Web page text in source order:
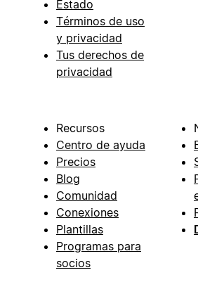
Estado
Términos de uso
y privacidad
Tus derechos de
privacidad
Recursos
Centro de ayuda
Precios
Blog
Comunidad
Conexiones
Plantillas
Programas para
socios